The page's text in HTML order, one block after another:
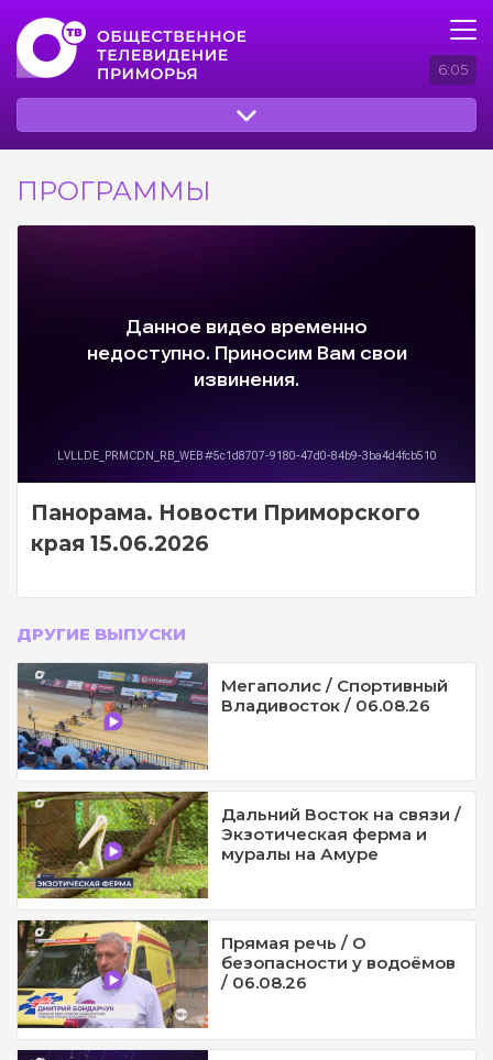
6:05
ПРОГРАММЫ
Панорама. Новости Приморского
края 15.06.2026
ДРУГИЕ ВЫПУСКИ
Мегаполис / Спортивный
Владивосток / 06.08.26
Дальний Восток на связи /
Экзотическая ферма и
муралы на Амуре
Прямая речь / О
безопасности у водоёмов
/ 06.08.26